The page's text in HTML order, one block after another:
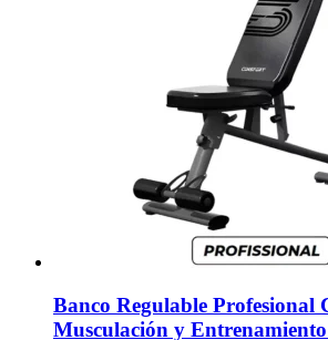
Banco Regulable Profesional
Musculación y